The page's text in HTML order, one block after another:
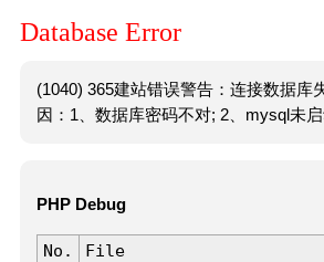
Database Error
(1040) 365建站错误警告：连接数据库
因：1、数据库密码不对; 2、mysql未启
PHP Debug
No. File